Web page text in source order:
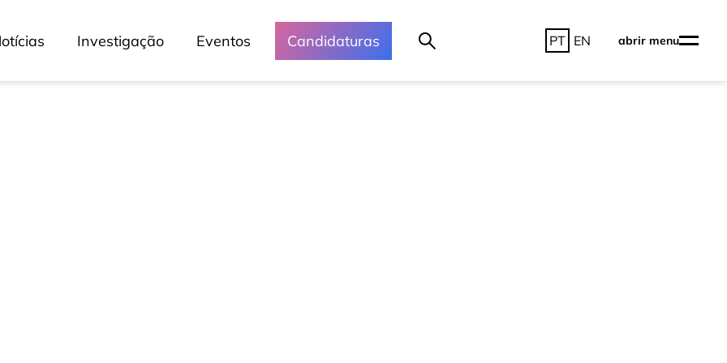
Investigação Eventos Candidaturas PT EN abrir menu